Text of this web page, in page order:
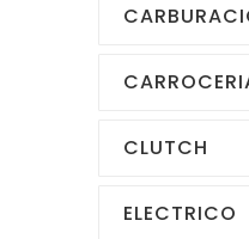
CLUTCH
ELECTRICO